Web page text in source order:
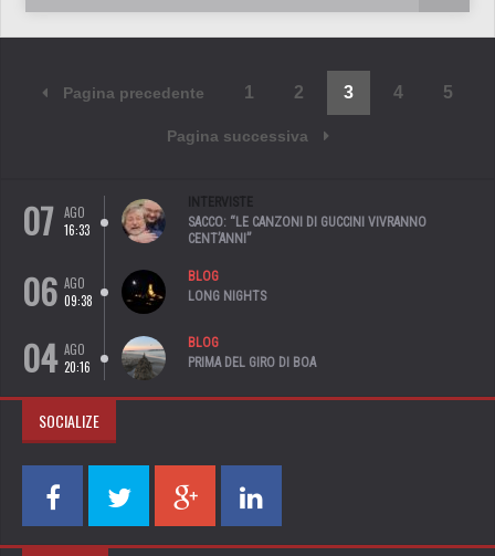
Pagina precedente 1 2 3 4 5
Pagina successiva
07
AGO
16:33
INTERVISTE
SACCO: “LE CANZONI DI GUCCINI VIVRANNO
CENT’ANNI”
06 AGO
09:38
BLOG
LONG NIGHTS
04 AGO
20:16
BLOG
PRIMA DEL GIRO DI BOA
SOCIALIZE